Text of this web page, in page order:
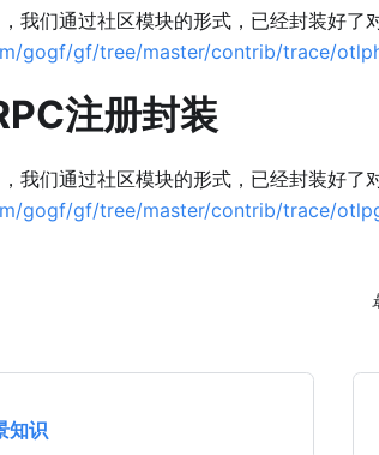
我们通过社区模块的形式，已经封装好了
gogf/gf/tree/master/contrib/trace/
注册封装
我们通过社区模块的形式，已经封装好了
gogf/gf/tree/master/contrib/trace/
知识